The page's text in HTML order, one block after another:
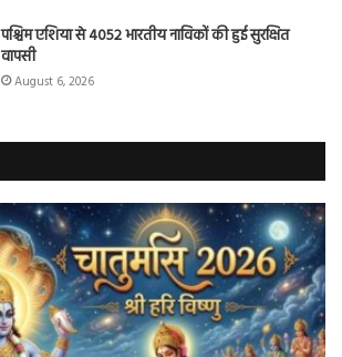
पश्चिम एशिया से 4052 भारतीय नाविकों की हुई सुरक्षित
वापसी
August 6, 2026